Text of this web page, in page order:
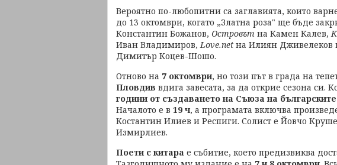
Вероятно по-любопитни са заглавията, които
до 13 октомври, когато „Златна роза" ще бъде
Константин Божанов, Островът на Камен Калев,
Иван Владимиров,Love.net на Илиян
Димитър Коцев-Шошо.
Отново на 7 октомври, но този път в града на
Пловдив вдига завесата, за да открие сезона си.
години от създаването на Съюза на
Началото е в 19 ч, а програмата включва
Костантин Илиев и Респиги. Солист е Йовчо
Измирлиев.
Поети с китара е събитие, което предизвиква